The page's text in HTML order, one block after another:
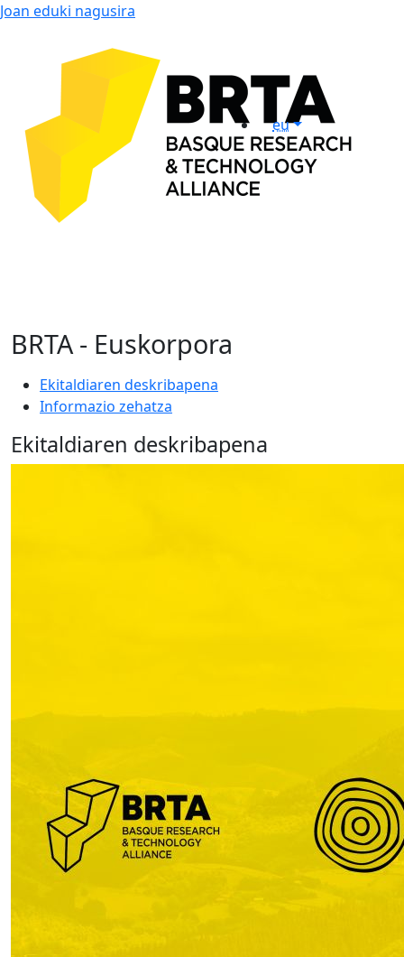
Joan eduki nagusira
eu
BRTA - Euskorpora
Ekitaldiaren deskribapena
Informazio zehatza
Ekitaldiaren deskribapena